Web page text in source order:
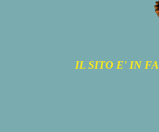
IL SITO E' IN